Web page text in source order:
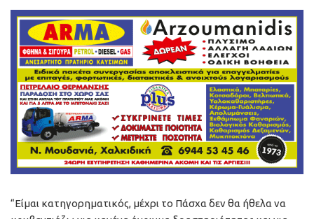
“Είμαι κατηγορηματικός, μέχρι το Πάσχα δεν θα ήθελα να